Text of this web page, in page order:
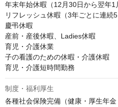
年末年始休暇（12月30日から翌年1
リフレッシュ休暇（3年ごとに連続5
慶弔休暇
産前・産後休暇、Ladies休暇
育児・介護休業
子の看護のための休暇・介護休暇
育児・介護短時間勤務
制度・福利厚生
各種社会保険完備（健康・厚生年金